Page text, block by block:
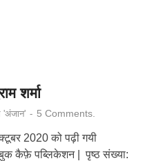
शर्मा
'अंजान' - 5 Comments.
2020 को पढ़ी गयी
कैफ़े पब्लिकेशन | पृष्ठ संख्या: